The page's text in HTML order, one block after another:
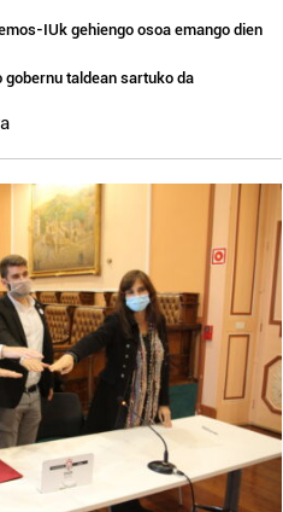
IUk gehiengo osoa emango dien
taldean sartuko da